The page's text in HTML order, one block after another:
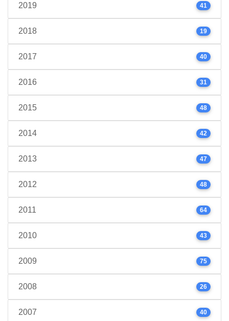
2019 41
2018 19
2017 40
2016 31
2015 48
2014 42
2013 47
2012 48
2011 64
2010 43
2009 75
2008 26
2007 40